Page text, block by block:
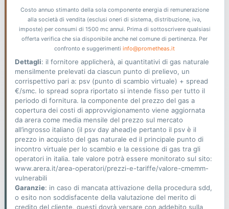
Costo annuo stimanto della sola componente energia di remunerazione
alla società di vendita (esclusi oneri di sistema, distribuzione, iva,
imposte) per consumi di 1500 mc annui. Prima di sottoscrivere qualsiasi
offerta verifica che sia disponibile anche nel comune di pertinenza. Per
confronto e suggerimenti info@prometheas.it
Dettagli: il fornitore applicherà, ai quantitativi di gas naturale
mensilmente prelevati da ciascun punto di prelievo, un
corrispettivo pari a: psv (punto di scambio virtuale) + spread
€/smc. lo spread sopra riportato si intende fisso per tutto il
periodo di fornitura. la componente del prezzo del gas a
copertura dei costi di approvvigionamento viene aggiornata
da arera come media mensile del prezzo sul mercato
all’ingrosso italiano (il psv day ahead)e pertanto il psv è il
prezzo in acquisto del gas naturale ed il principale punto di
incontro virtuale per lo scambio e la cessione di gas tra gli
operatori in italia. tale valore potrà essere monitorato sul sito:
www.arera.it/area-operatori/prezzi-e-tariffe/valore-cmemm-
vulnerabili
Garanzie: in caso di mancata attivazione della procedura sdd,
o esito non soddisfacente della valutazione del merito di
credito del cliente, questi dovrà versare con addebito sulla